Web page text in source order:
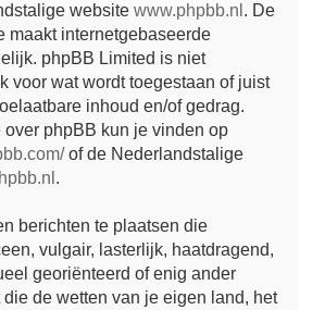
website www.phpbb.nl . De
maakt internetgebaseerde
phpBB Limited is niet
voor wat wordt toegestaan of juist
inhoud en/of gedrag.
over phpBB kun je vinden op
of de Nederlandstalige
.
berichten te plaatsen die
vulgair, lasterlijk, haatdragend,
georiënteerd of enig ander
de wetten van je eigen land, het